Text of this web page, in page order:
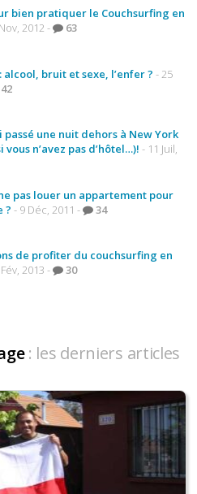
voyage
un vol !
voyage !
voyage
bien pratiquer le Couchsurfing en
2012 - 63
alcool, bruit et sexe, l’enfer ? - 25
42
passé une nuit dehors à New York
vous n’avez pas d’hôtel…)! - 11 Juil,
pas louer un appartement pour
? - 9 Déc, 2011 - 34
de profiter du couchsurfing en
2013 - 30
: les derniers articles